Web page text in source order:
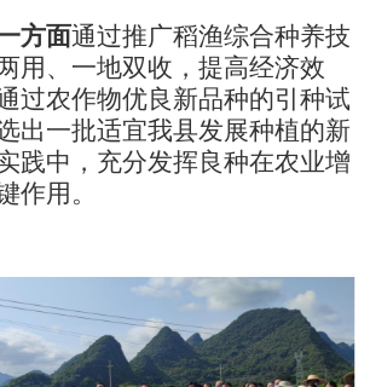
方面通过推广稻渔综合种养技
用、一地双收 ， 提高经济效
过农作物优良新品种的引种试
出一批适宜我县发展种植的新
践中，充分发挥良种在农业增
作用。